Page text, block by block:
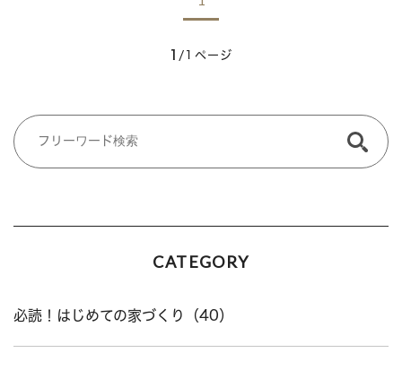
1 /1ページ
CATEGORY
必読！はじめての家づくり（40）